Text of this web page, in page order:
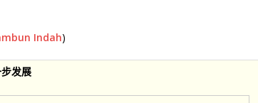
Indah)
发展